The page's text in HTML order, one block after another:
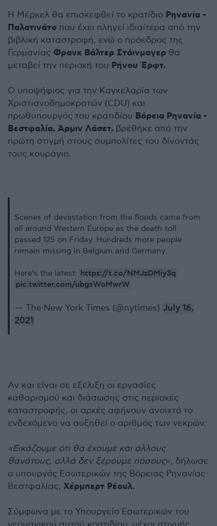
Η Μέρκελ θα επισκεφθεί το κρατίδιο Ρηνανία -
Παλατινάτο που έχει πληγεί ιδιαίτερα από την
βιβλική καταστροφή, ενώ ο πρόεδρος της
Γερμανίας Φρανκ Βάλτερ Στάινμαγερ θα
μεταβεί την περιοχή του Ρήνου Έρφτ.
Ο υποψήφιος για την Καγκελαρία των
Χριστιανοδημοκρατών (CDU) και
πρωθυπουργός του κρατιδίου Βόρεια Ρηνανία -
Βεστφαλία, Άρμιν Λάσετ, βρέθηκε από την
πρώτη στιγμή στους συμπολίτες του δίνοντάς
τους κουράγιο.
Scenes of devastation from the floods came from
all around Western Europe as the death toll
passed 125 on Friday. Hundreds more people
remain missing in Belgium and Germany.
Here’s the latest: https://t.co/NMJzDMiy3q
pic.twitter.com/ubgsWoMwrW
— The New York Times (@nytimes) July 16,
2021
Αν και είναι σε εξέλιξη οι εργασίες
καθαρισμού και διάσωσης στις περιοχές
καταστροφής, οι αρχές αφήνουν ανοιχτό το
ενδεχόμενο να αυξηθεί ο αριθμός των νεκρών.
«Εικάζουμε ότι θα έχουμε και άλλους
θανάτους, αλλά δεν ξέρουμε πόσους», δήλωσε
ο υπουργός Εσωτερικών της Βόρειας Ρηνανίας-
Βεστφαλίας, Χέρμπερτ Ρέουλ.
Σύμφωνα με το Υπουργείο Εσωτερικών του